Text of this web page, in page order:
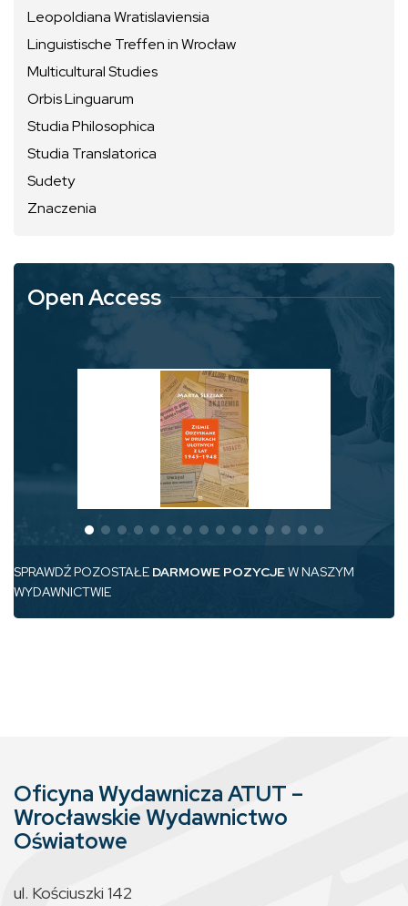
Leopoldiana Wratislaviensia
Linguistische Treffen in Wrocław
Multicultural Studies
Orbis Linguarum
Studia Philosophica
Studia Translatorica
Sudety
Znaczenia
Open Access
SPRAWDŹ POZOSTAŁE DARMOWE POZYCJEW NASZYM
WYDAWNICTWIE
Oficyna Wydawnicza ATUT –
Wrocławskie Wydawnictwo
Oświatowe
ul. Kościuszki 142